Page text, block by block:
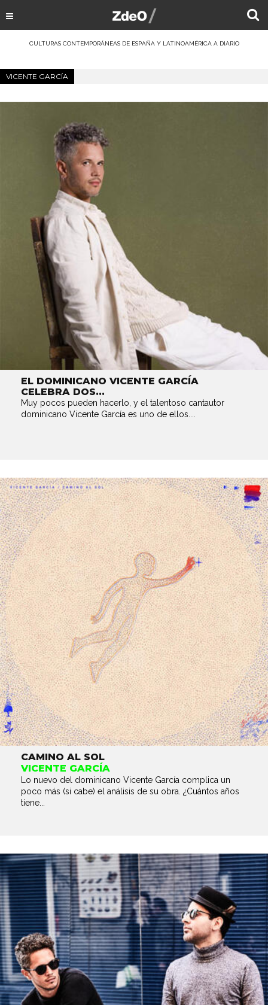
CULTURAS CONTEMPORÁNEAS DE ESPAÑA Y LATINOAMÉRICA A DIARIO
VICENTE GARCÍA
EL DOMINICANO VICENTE GARCÍA
CELEBRA DOS...
Muy pocos pueden hacerlo, y el talentoso cantautor
dominicano Vicente García es uno de ellos....
CAMINO AL SOL
VICENTE GARCÍA
Lo nuevo del dominicano Vicente García complica un
poco más (si cabe) el análisis de su obra. ¿Cuántos años
tiene...